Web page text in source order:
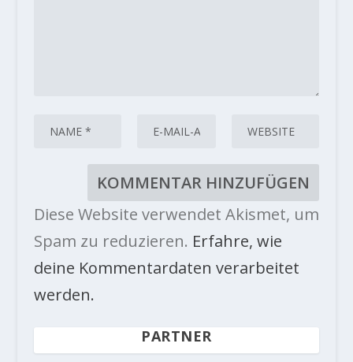
Diese Website verwendet Akismet, um
Spam zu reduzieren. Erfahre, wie
deine Kommentardaten verarbeitet
werden.
PARTNER